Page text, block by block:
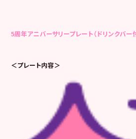
5周年アニバーサリープレート（ドリンクバー
＜プレート内容＞